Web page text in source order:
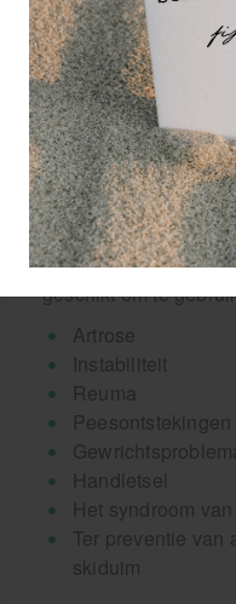
blessures aan de
brace zorgt voor
duim, zonder dat de
vingers wordt
mate van stabiliteit,
gewrichten en het
krijgen. Door het
pasvorm zit de
onderstaande
geschikt om te
Artrose
Instabiliteit
Reuma
Peesontstekingen
Handletsel
Het syndroom
Ter preventie van
skiduim